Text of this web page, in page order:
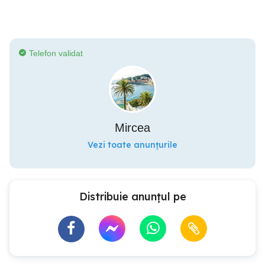
Telefon validat
Mircea
Vezi toate anunțurile
Distribuie anunțul pe